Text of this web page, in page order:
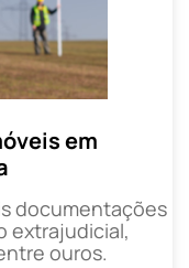
em
documentações
extrajudicial,
ouros.